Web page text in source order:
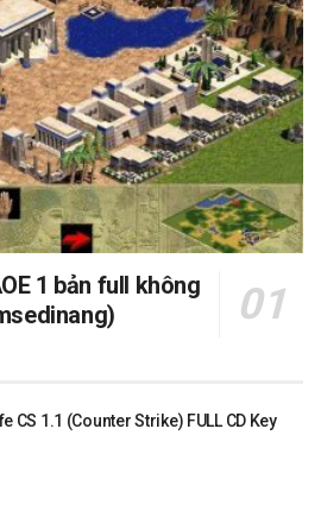
1 bản full không
CS 1.1 (Counter Strike) FULL CD Key